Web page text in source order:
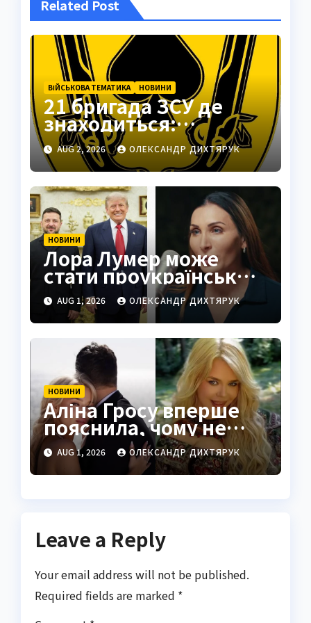
Related Post
ВІЙСЬКОВА ТЕМАТИКА НОВИНИ
21 бригада ЗСУ де
знаходиться:
Подільськ як
стратегічний центр
AUG 2, 2026 ОЛЕКСАНДР ДИХТЯРУК
НОВИНИ
Лора Лумер може
стати проукраїнським
голосом для Трампа
AUG 1, 2026 ОЛЕКСАНДР ДИХТЯРУК
НОВИНИ
Аліна Гросу вперше
пояснила, чому не
показує чоловіка
AUG 1, 2026 ОЛЕКСАНДР ДИХТЯРУК
Leave a Reply
Your email address will not be published.
Required fields are marked *